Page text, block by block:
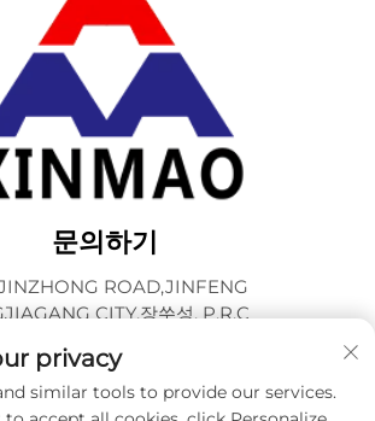
문의하기
ROAD,JINFENG
CITY,장쑤성, P.R.C
privacy
similar tools to provide our services.